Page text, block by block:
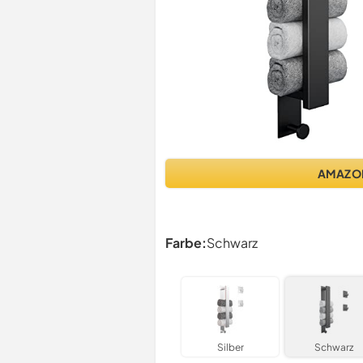
Farbe:Schwarz
Silber Schwarz